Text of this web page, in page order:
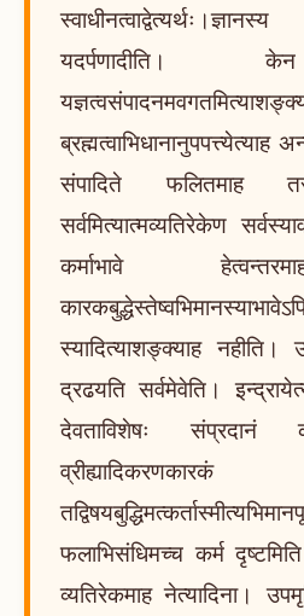
यदर्पणादीति।
ब्रह्मत्वाभिधानानुपपत्त्येत्याह
संपादिते फलितमाह
सर्वमित्यात्मव्यतिरेकेण
कर्माभावे
स्यादित्याशङ्क्याह नहीति।
द्रढयति सर्वमेवेति।
देवताविशेषः संप्रदानं
व्रीह्यादिकरणकारकं
फलाभिसंधिमच्च कर्म
व्यतिरेकमाह नेत्यादिना।